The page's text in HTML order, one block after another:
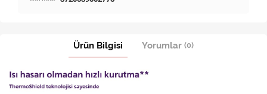
Ürün Bilgisi Yorumlar (0)